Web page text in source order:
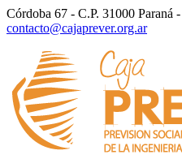
Córdoba 67 - C.P. 31000 Paraná
contacto@cajaprever.org.ar